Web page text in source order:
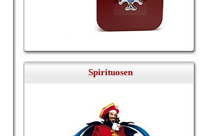
Spirituosen